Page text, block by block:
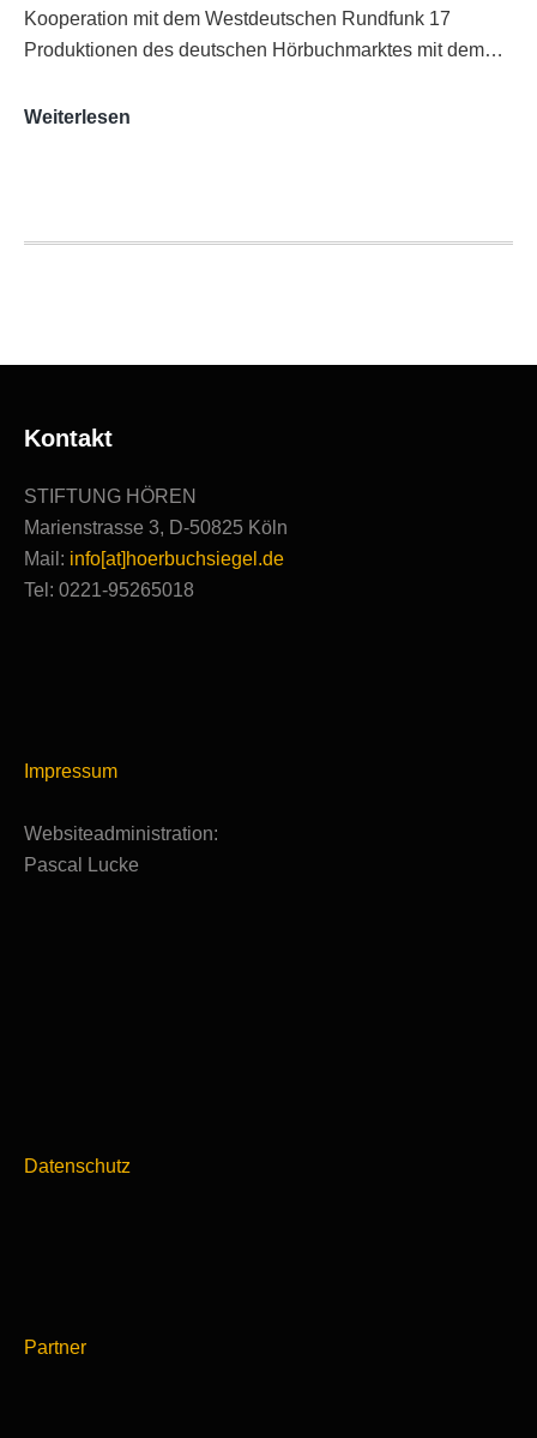
Kooperation mit dem Westdeutschen Rundfunk 17
Produktionen des deutschen Hörbuchmarktes mit dem…
Weiterlesen
Ausgezeichnete
Kontakt
STIFTUNG HÖREN
Marienstrasse 3, D-50825 Köln
Mail: info[at]hoerbuchsiegel.de
Tel: 0221-95265018
Impressum
Websiteadministration:
Pascal Lucke
Datenschutz
Partner